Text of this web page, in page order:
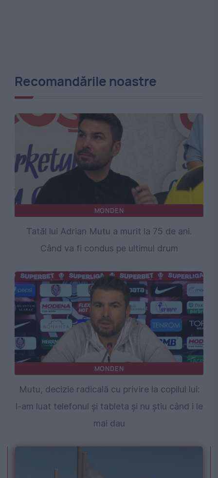
Recomandările noastre
MONDEN
Tatăl lui Adrian Mutu a murit la 75 de ani.
Când va fi condus pe ultimul drum
MONDEN
⁠Mutu, decizie radicală cu privire la copilul lui:
I-am luat telefonul și tableta și nu știu când i le
mai dau